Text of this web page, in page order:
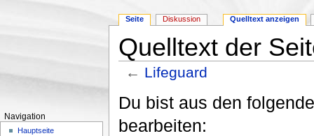
Quelltext der
← Lifeguard
Du bist aus den
bearbeiten:
Seite Diskussion Quelltext anzeigen
Navigation
Hauptseite